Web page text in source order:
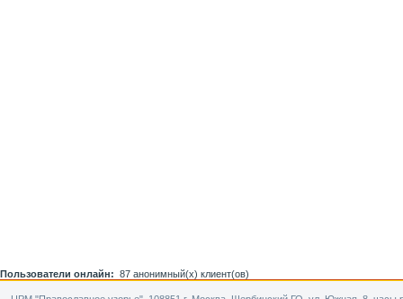
Пользователи онлайн: 87 анонимный(х) клиент(ов)